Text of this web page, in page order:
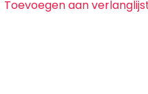
Toevoegen aan